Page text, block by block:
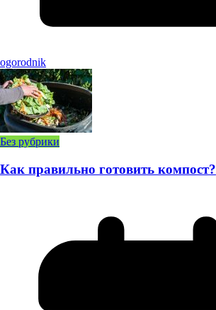
ogorodnik
Без рубрики
Как правильно готовить компост?